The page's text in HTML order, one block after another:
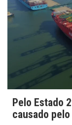
Pelo Estado
causado